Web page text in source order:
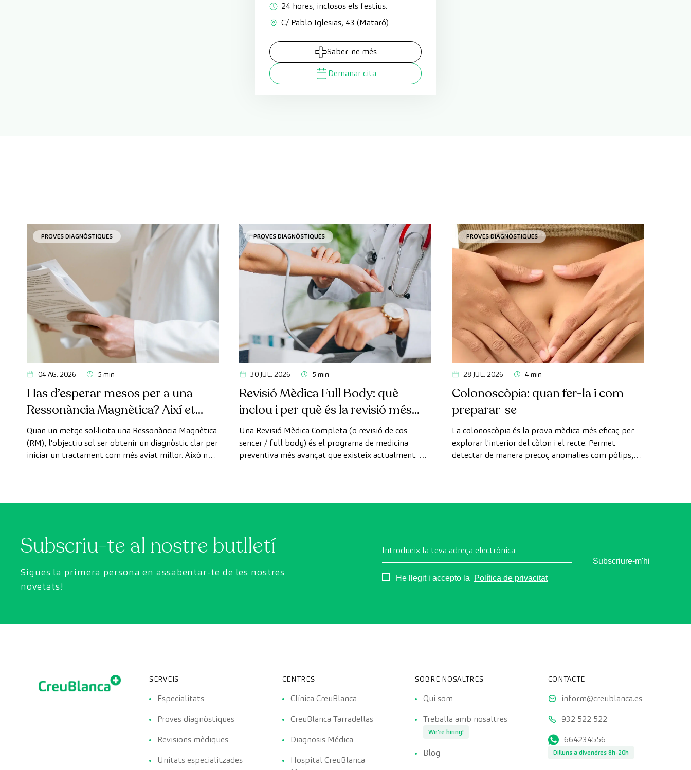
24 hores, inclosos els festius.
C/ Pablo Iglesias, 43 (Mataró)
Saber-ne més
Demanar cita
PROVES DIAGNÒSTIQUES
04 AG. 2026 5 min
Has d’esperar mesos per a una
Ressonància Magnètica? Així et
pots fer la prova de manera ràpida
com a pacient privat
Quan un metge sol·licita una Ressonància Magnètica
(RM), l'objectiu sol ser obtenir un diagnòstic clar per
iniciar un tractament com més aviat millor. Això no
PROVES DIAGNÒSTIQUES
30 JUL. 2026 5 min
Revisió Mèdica Full Body: què
inclou i per què és la revisió més
avançada
Una Revisió Mèdica Completa (o revisió de cos
sencer / full body) és el programa de medicina
preventiva més avançat que existeix actualment. A
exhaustiva l'estat dels òrgans vitals, el sistema
PROVES DIAGNÒSTIQUES
28 JUL. 2026 4 min
Colonoscòpia: quan fer-la i com
preparar-se
La colonoscòpia és la prova mèdica més eficaç per
explorar l'interior del còlon i el recte. Permet
detectar de manera precoç anomalies com pòlips,
Subscriu-te al nostre butlletí
Sigues la primera persona en assabentar-te de les nostres
novetats!
Introdueix la teva adreça electrònica
Consentimiento
He llegit i accepto la Política de privacitat
Subscriure-m'hi
SERVEIS
Especialitats
Proves diagnòstiques
Revisions mèdiques
Unitats especialitzades
CENTRES
Clínica CreuBlanca
CreuBlanca Tarradellas
Diagnosis Médica
Hospital CreuBlanca
SOBRE NOSALTRES
Qui som
Treballa amb nosaltres
We're hiring!
Blog
CONTACTE
inform@creublanca.es
932 522 522
664234556
Dilluns a divendres 8h-20h